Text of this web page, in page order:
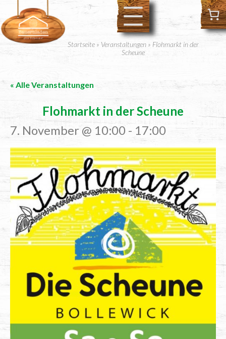
Startseite » Veranstaltungen » Flohmarkt in der
Scheune
« Alle Veranstaltungen
Floh­markt in der Scheune
7. November @ 10:00 - 17:00